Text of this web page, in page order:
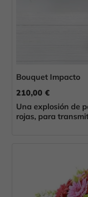
Bouquet Impacto
210,00 €
Una explosión de
rojas, para